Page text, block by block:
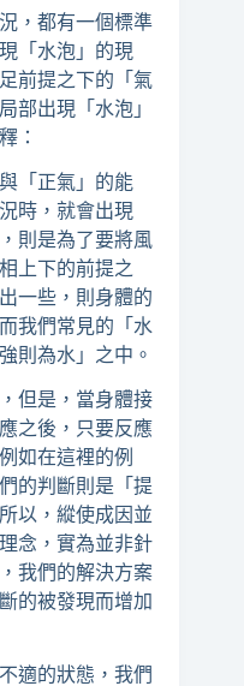
，都有一個標準
「水泡」的現
前提之下的「氣
部出現「水泡」
：
「正氣」的能
時，就會出現
則是為了要將風
上下的前提之
一些，則身體的
我們常見的「水
則為水」之中。
但是，當身體接
之後，只要反應
如在這裡的例
的判斷則是「提
以，縱使成因並
念，實為並非針
我們的解決方案
的被發現而增加
適的狀態，我們